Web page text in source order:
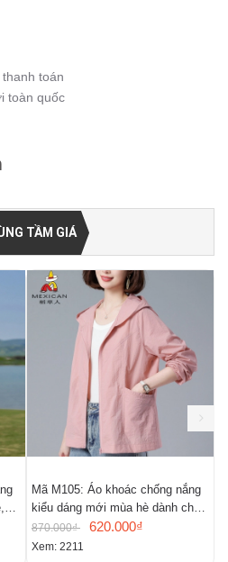
toán
toàn quốc
TẦM GIÁ
Mã M105: Áo khoác chống nắng
kiểu dáng mới mùa hè dành cho
nữ
870.000₫ 620.000₫
Xem: 2211